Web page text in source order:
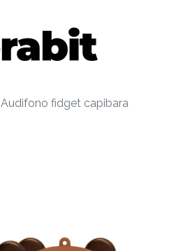
Audifono fidget capibara